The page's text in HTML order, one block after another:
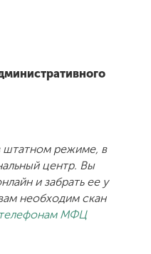
штатном режиме, в
центр. Вы
и забрать ее у
необходим скан
телефонам МФЦ